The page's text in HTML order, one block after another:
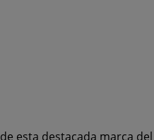
de esta destacada marca